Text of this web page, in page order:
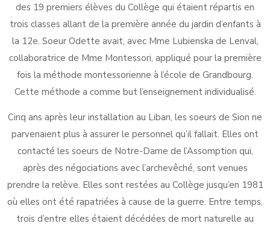
des 19 premiers élèves du Collège qui étaient répartis en
trois classes allant de la première année du jardin d’enfants à
la 12e. Soeur Odette avait, avec Mme Lubienska de Lenval,
collaboratrice de Mme Montessori, appliqué pour la première
fois la méthode montessorienne à l’école de Grandbourg.
Cette méthode a comme but l’enseignement individualisé.
Cinq ans après leur installation au Liban, les soeurs de Sion ne
parvenaient plus à assurer le personnel qu’il fallait. Elles ont
contacté les soeurs de Notre-Dame de l’Assomption qui,
après des négociations avec l’archevêché, sont venues
prendre la relève. Elles sont restées au Collège jusqu’en 1981
où elles ont été rapatriées à cause de la guerre. Entre temps,
trois d’entre elles étaient décédées de mort naturelle au